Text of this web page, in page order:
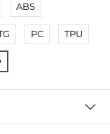
ABS
PC TPU